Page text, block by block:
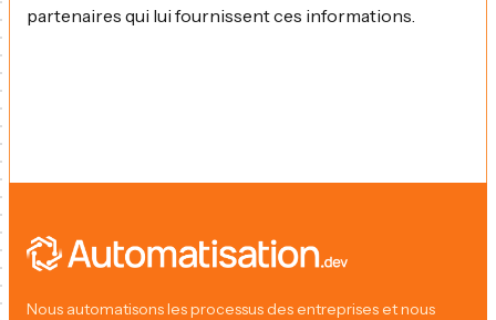
partenaires qui lui fournissent ces informations.
Nous automatisons les processus des entreprises et nous